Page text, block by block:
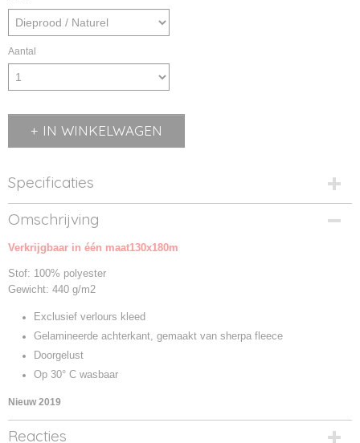
Aantal
IN WINKELWAGEN
Specificaties
Productcode
JN955-01
Productcode leverancier
Omschrijving
Verkrijgbaar in één maat130x180m
Stof: 100% polyester
Gewicht: 440 g/m2
Exclusief verlours kleed
Gelamineerde achterkant, gemaakt van sherpa fleece
Doorgelust
Op 30° C wasbaar
Nieuw 2019
Reacties